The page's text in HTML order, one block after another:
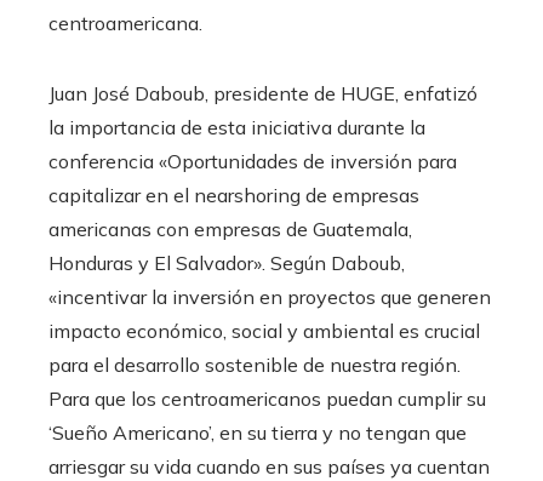
centroamericana.
Juan José Daboub, presidente de HUGE, enfatizó
la importancia de esta iniciativa durante la
conferencia «Oportunidades de inversión para
capitalizar en el nearshoring de empresas
americanas con empresas de Guatemala,
Honduras y El Salvador». Según Daboub,
«incentivar la inversión en proyectos que generen
impacto económico, social y ambiental es crucial
para el desarrollo sostenible de nuestra región.
Para que los centroamericanos puedan cumplir su
‘Sueño Americano’, en su tierra y no tengan que
arriesgar su vida cuando en sus países ya cuentan